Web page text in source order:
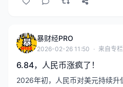
暴财经PRO
2026-02-26 11:50 · 来自专栏
6.84，人民币涨疯了！
2026年初，人民币对美元持续